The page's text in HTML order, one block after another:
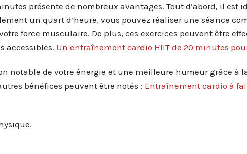
présente de nombreux avantages. Tout d’abord, il est
un quart d’heure, vous pouvez réaliser une séance
force musculaire. De plus, ces exercices peuvent être
accessibles. Un entraînement cardio HIIT de 20 minutes
notable de votre énergie et une meilleure humeur grâce à
bénéfices peuvent être notés : Entraînement cardio à